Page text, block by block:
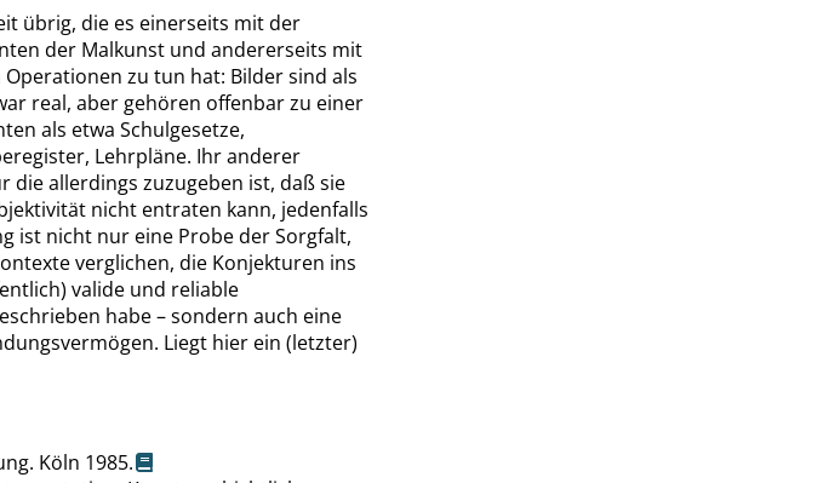
übrig, die es einerseits mit der
der Malkunst und andererseits mit
zu tun hat: Bilder sind als
real, aber gehören offenbar zu einer
als etwa Schulgesetze,
Lehrpläne. Ihr anderer
allerdings zuzugeben ist, daß sie
nicht entraten kann, jedenfalls
ist nicht nur eine Probe der Sorgfalt,
verglichen, die Konjekturen ins
valide und reliable
habe – sondern auch eine
Liegt hier ein (letzter)
. Köln 1985.